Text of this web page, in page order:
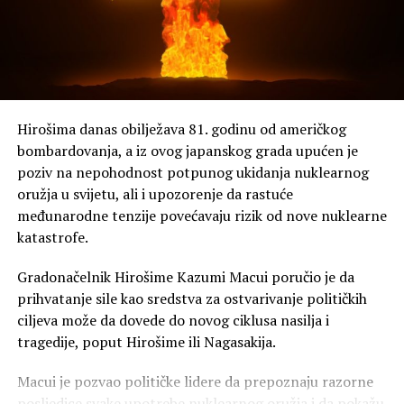
Jedna uredba usmjerena je na posebne kategorije
stranaca i pokušava da proširi primjenu postojećih
izuzetaka od državljanstva po rođenju. Druga je
usmjerena na takozvani “turizam radi porođaja”.
Na meti “turizam radi porođaja”
Posebnu pažnju privukla je uredba kojom Trampova
administracija želi da pooštri borbu protiv prakse u kojoj
strankinje dolaze u SAD prvenstveno radi porođaja kako
bi njihovo dijete dobilo američko državljanstvo.
Miller), jedan od glavnih kreatora Trampove imigracione
politike, predstavio je novu uredbu kao zabranu
“turizma radi porođaja”.
Međutim, takva praksa već je ograničena američkim
viznim pravilima. Američki propisi omogućavaju
odbijanje turističke vize kada konzularni službenik utvrdi
Hirošima danas obilježava 81. godinu od američkog
bombardovanja, a iz ovog japanskog grada upućen je
poziv na nepohodnost potpunog ukidanja nuklearnog
oružja u svijetu, ali i upozorenje da rastuće
međunarodne tenzije povećavaju rizik od nove nuklearne
katastrofe.
Gradonačelnik Hirošime Kazumi Macui poručio je da
prihvatanje sile kao sredstva za ostvarivanje političkih
ciljeva može da dovede do novog ciklusa nasilja i
tragedije, poput Hirošime ili Nagasakija.
Macui je pozvao političke lidere da prepoznaju razorne